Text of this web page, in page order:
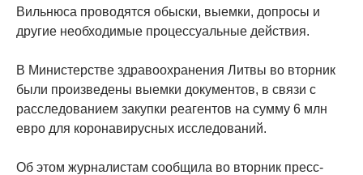
Вильнюса проводятся обыски, выемки, допросы и
другие необходимые процессуальные действия.
В Министерстве здравоохранения Литвы во вторник
были произведены выемки документов, в связи с
расследованием закупки реагентов на сумму 6 млн
евро для коронавирусных исследований.
Об этом журналистам сообщила во вторник пресс-